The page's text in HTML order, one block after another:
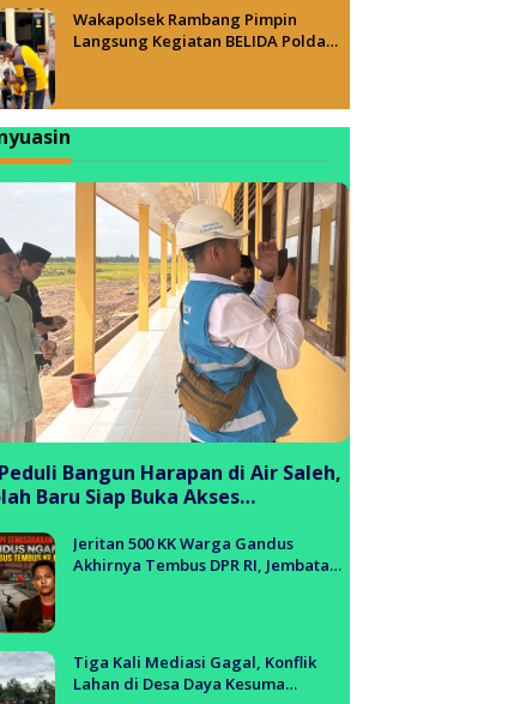
Wakapolsek Rambang Pimpin
Langsung Kegiatan BELIDA Polda
Bangun Harapan di Air Saleh,
Baru Siap Buka Akses
Jeritan 500 KK Warga Gandus
Akhirnya Tembus DPR RI, Jembatan
Tiga Kali Mediasi Gagal, Konflik
Lahan di Desa Daya Kesuma